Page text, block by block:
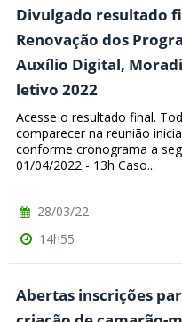
Divulgado resultado
Renovação dos
Auxílio Digital,
letivo 2022
Acesse o resultado final.
comparecer na reunião
conforme cronograma a
01/04/2022 - 13h Caso...
28/03/22
14h55
Abertas inscrições